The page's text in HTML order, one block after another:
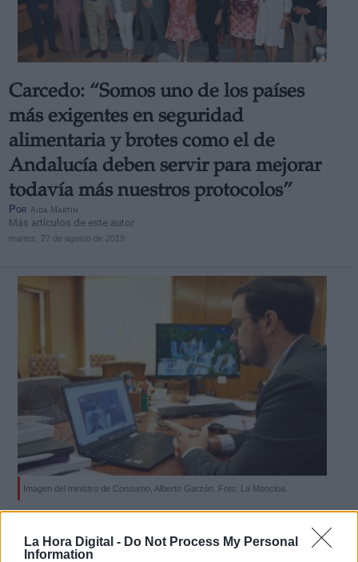
La Hora Digital - Do Not Process My Personal
Information
Carcedo: “Somos uno de los países
más exigentes en seguridad
alimentaria y brotes como el de
Andalucía deben servir para mejorar
todavía más nuestros protocolos”
Por Aida Martín
Más artículos de este autor
martes, 27 de agosto de 2019
Imagen del ministro de Consumo, Alberto Garzón. Foto: La Moncloa.
El Ministerio de Consumo avanza en
su plan de actuación contra la
Derechos:
link
Información adicional
link